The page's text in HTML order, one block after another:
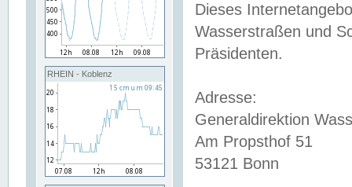
RHEIN - Koblenz
Dieses
Wasserstraßen und
Präsidenten.
Adresse:
Generaldirektion
Am Propsthof 51
53121 Bonn